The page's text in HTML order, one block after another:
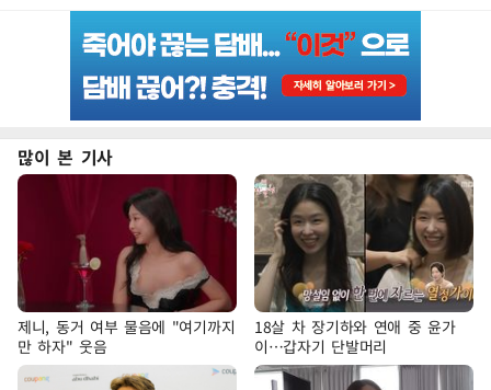
많이 본 기사
제니, 동거 여부 물음에 "여기까지
만 하자" 웃음
18살 차 장기하와 연애 중 윤가
이…갑자기 단발머리